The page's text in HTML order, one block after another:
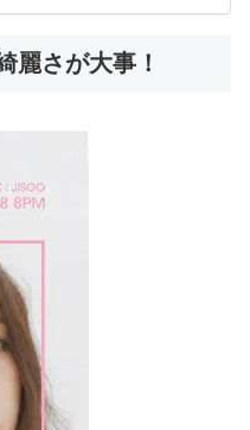
麗さが大事！